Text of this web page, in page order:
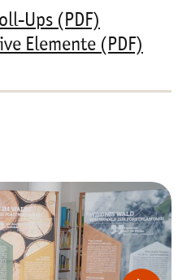
Ups (PDF)
Elemente (PDF)